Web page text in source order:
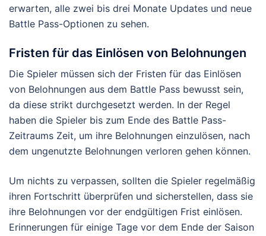
erwarten, alle zwei bis drei Monate Updates und neue
Battle Pass-Optionen zu sehen.
Fristen für das Einlösen von Belohnungen
Die Spieler müssen sich der Fristen für das Einlösen
von Belohnungen aus dem Battle Pass bewusst sein,
da diese strikt durchgesetzt werden. In der Regel
haben die Spieler bis zum Ende des Battle Pass-
Zeitraums Zeit, um ihre Belohnungen einzulösen, nach
dem ungenutzte Belohnungen verloren gehen können.
Um nichts zu verpassen, sollten die Spieler regelmäßig
ihren Fortschritt überprüfen und sicherstellen, dass sie
ihre Belohnungen vor der endgültigen Frist einlösen.
Erinnerungen für einige Tage vor dem Ende der Saison